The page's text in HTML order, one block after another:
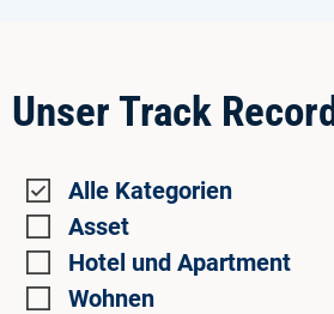
Unser Track Record
Alle Kategorien
Asset
Hotel und Apartment
Wohnen